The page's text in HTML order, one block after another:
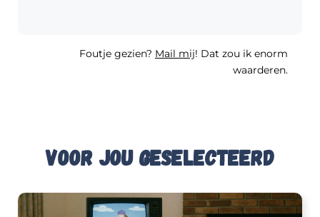
Foutje gezien? Mail mij! Dat zou ik enorm
waarderen.
Voor jou geselecteerd